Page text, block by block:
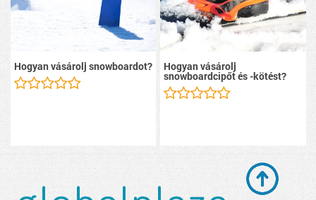
Hogyan vásárolj snowboardot? Hogyan vásárolj
snowboardcipőt és -kötést?